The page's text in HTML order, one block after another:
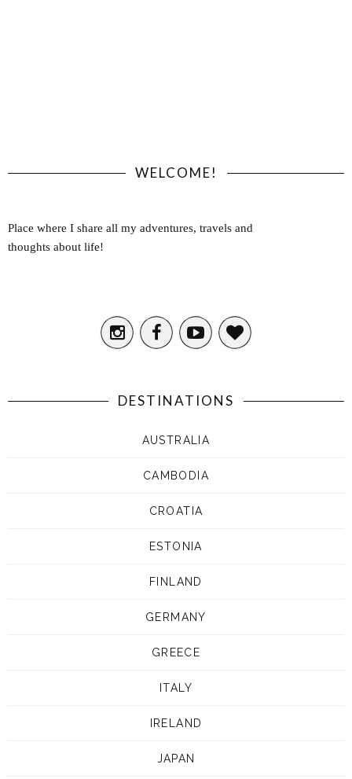
WELCOME!
Place where I share all my adventures, travels and
thoughts about life!
DESTINATIONS
AUSTRALIA
CAMBODIA
CROATIA
ESTONIA
FINLAND
GERMANY
GREECE
ITALY
IRELAND
JAPAN